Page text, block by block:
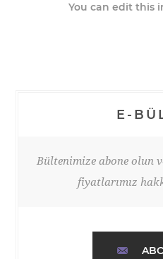
You can edit this
E-
Bültenimize abone olun
fiyatlarımız